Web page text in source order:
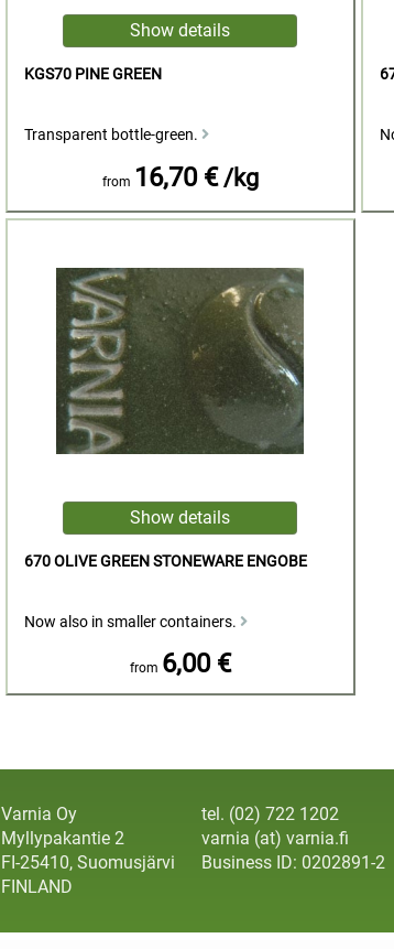
KGS70 PINE GREEN
Transparent bottle-green.
from 16,70 € /kg
670 OLIVE GREEN STONEWARE ENGOBE
Now also in smaller containers.
from 6,00 €
Varnia Oy
Myllypakantie 2
FI-25410, Suomusjärvi
FINLAND
tel. (02) 722 1202
varnia (at) varnia.fi
Business ID: 0202891-2